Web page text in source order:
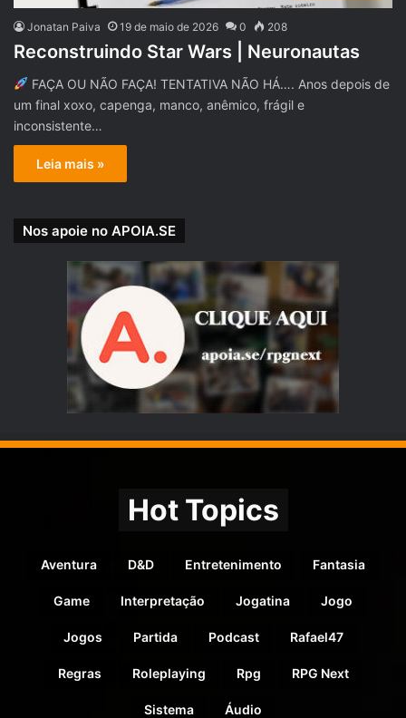
Jonatan Paiva 19 de maio de 2026 0 208
Reconstruindo Star Wars | Neuronautas
FAÇA OU NÃO FAÇA! TENTATIVA NÃO HÁ…. Anos depois de
um final xoxo, capenga, manco, anêmico, frágil e
inconsistente…
Leia mais »
Nos apoie no APOIA.SE
Hot Topics
Aventura D&D Entretenimento Fantasia
Game Interpretação Jogatina Jogo
Jogos Partida Podcast Rafael47
Regras Roleplaying Rpg RPG Next
Sistema Áudio